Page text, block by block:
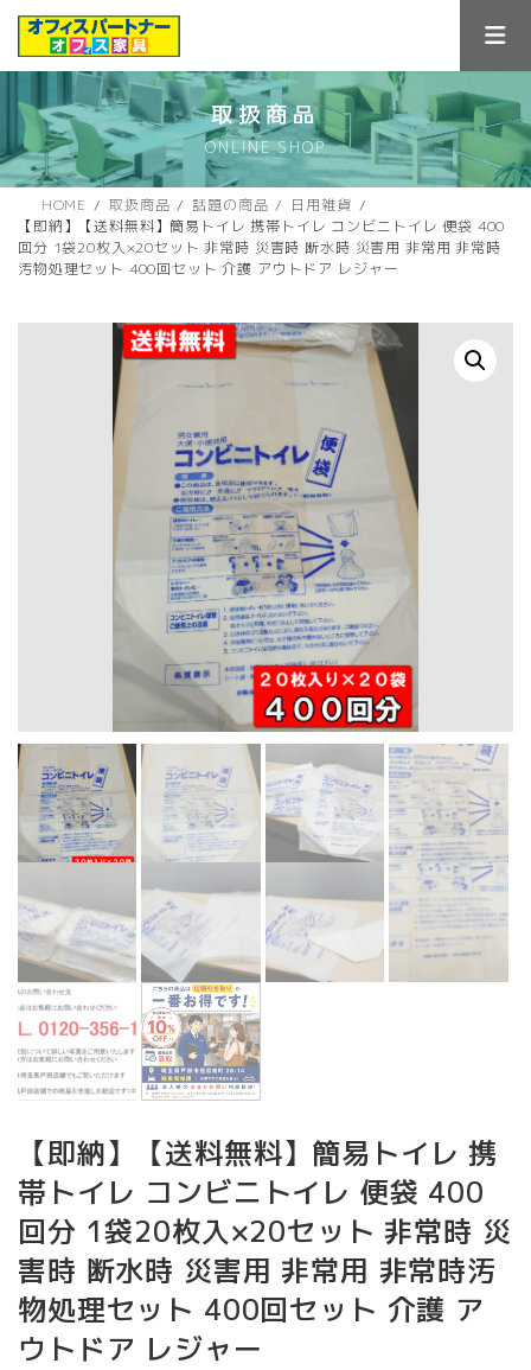
ス
キ
ン
に
取扱商品
ONLINE SHOP
HOME 取扱商品 話題の商品
日用雑貨
【即納】【送料無料】簡易トイレ 携帯トイレ コンビニトイレ 便袋 400
回分 1袋20枚入×20セット 非常時 災害時 断水時 災害用 非常用 非常時
汚物処理セット 400回セット 介護 アウトドア レジャー
【即納】【送料無料】簡易トイレ 携
帯トイレ コンビニトイレ 便袋 400
回分 1袋20枚入×20セット 非常時 災
害時 断水時 災害用 非常用 非常時汚
物処理セット 400回セット 介護 ア
ウトドア レジャー